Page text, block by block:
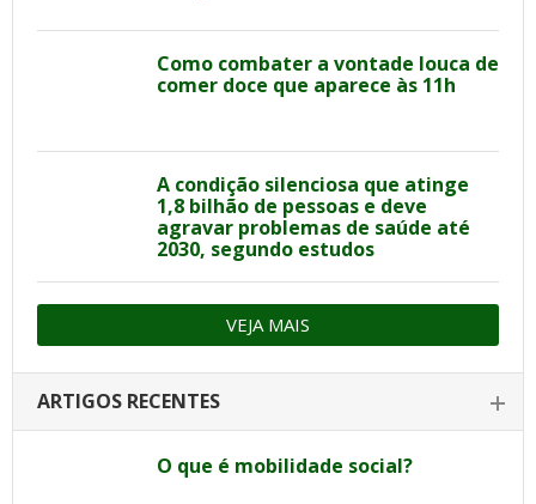
Como combater a vontade louca de
comer doce que aparece às 11h
A condição silenciosa que atinge
1,8 bilhão de pessoas e deve
agravar problemas de saúde até
2030, segundo estudos
VEJA MAIS
ARTIGOS RECENTES
O que é mobilidade social?